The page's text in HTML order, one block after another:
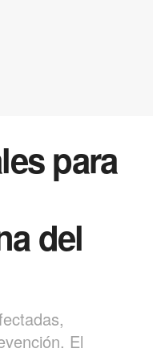
para
del
El